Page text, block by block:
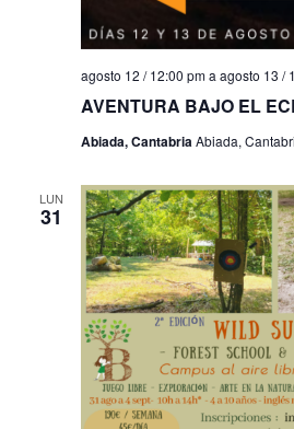
AVENTURA BAJO EL
agosto 12 / 12:00 pma agosto 13 /
Abiada, CantabriaAbiada,
LUN
31